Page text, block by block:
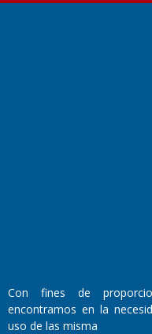
Director Periodístico:
Walter René Goñi
Con fines de
encontramos en la
uso de las misma